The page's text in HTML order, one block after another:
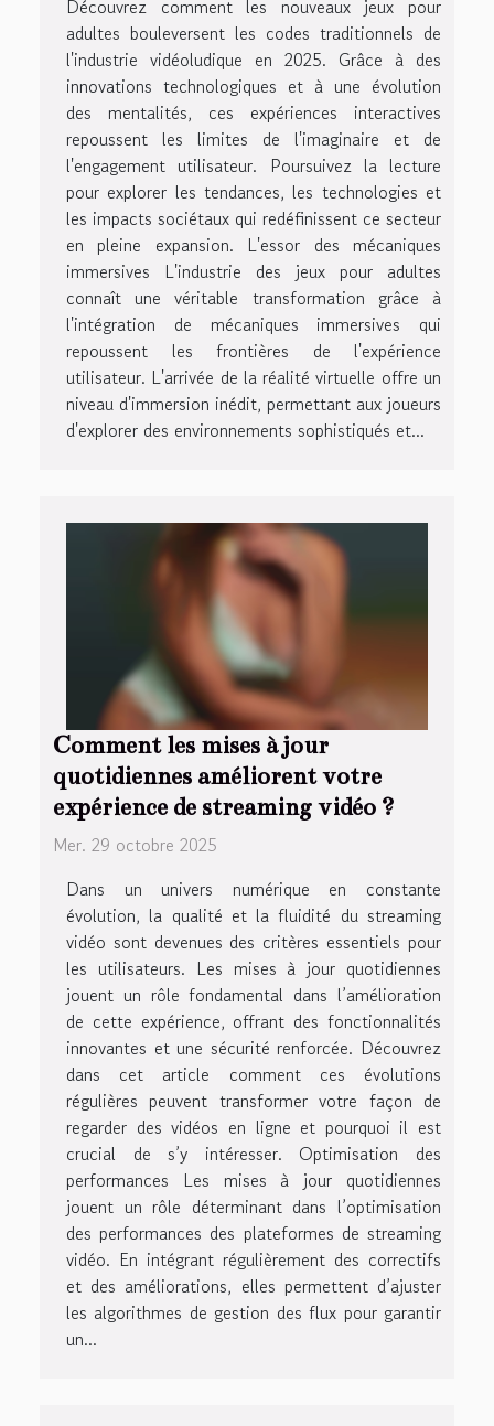
Découvrez comment les nouveaux jeux pour
adultes bouleversent les codes traditionnels de
l'industrie vidéoludique en 2025. Grâce à des
innovations technologiques et à une évolution
des mentalités, ces expériences interactives
repoussent les limites de l'imaginaire et de
l'engagement utilisateur. Poursuivez la lecture
pour explorer les tendances, les technologies et
les impacts sociétaux qui redéfinissent ce secteur
en pleine expansion. L'essor des mécaniques
immersives L'industrie des jeux pour adultes
connaît une véritable transformation grâce à
l'intégration de mécaniques immersives qui
repoussent les frontières de l'expérience
utilisateur. L'arrivée de la réalité virtuelle offre un
niveau d'immersion inédit, permettant aux joueurs
d'explorer des environnements sophistiqués et...
Comment les mises à jour
quotidiennes améliorent votre
expérience de streaming vidéo ?
Mer. 29 octobre 2025
Dans un univers numérique en constante
évolution, la qualité et la fluidité du streaming
vidéo sont devenues des critères essentiels pour
les utilisateurs. Les mises à jour quotidiennes
jouent un rôle fondamental dans l’amélioration
de cette expérience, offrant des fonctionnalités
innovantes et une sécurité renforcée. Découvrez
dans cet article comment ces évolutions
régulières peuvent transformer votre façon de
regarder des vidéos en ligne et pourquoi il est
crucial de s’y intéresser. Optimisation des
performances Les mises à jour quotidiennes
jouent un rôle déterminant dans l’optimisation
des performances des plateformes de streaming
vidéo. En intégrant régulièrement des correctifs
et des améliorations, elles permettent d’ajuster
les algorithmes de gestion des flux pour garantir
un...